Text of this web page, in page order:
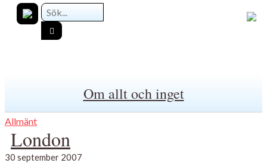
Om allt och inget
Allmänt
London
30 september 2007